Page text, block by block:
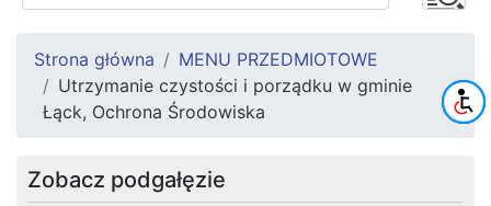
Strona główna
MENU PRZEDMIOTOWE
Utrzymanie czystości i porządku w gminie
Łąck, Ochrona Środowiska
Zobacz podgałęzie